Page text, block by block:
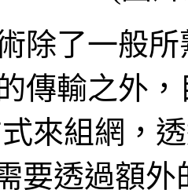
除了一般
傳輸之外
來組網，
要透過額